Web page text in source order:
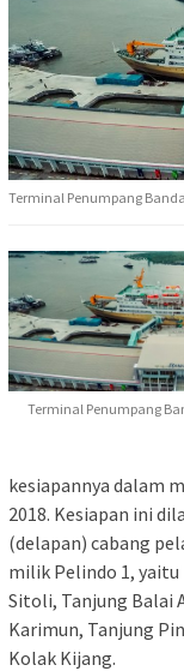
Terminal Penumpang
Terminal Penumpang
kesiapannya dalam
2018. Kesiapan ini
(delapan) cabang
milik Pelindo 1, yaitu
Sitoli, Tanjung Balai
Karimun, Tanjung
Kolak Kijang.